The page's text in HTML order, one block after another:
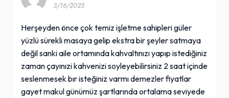
3/16/2025
Herşeyden önce çok temiz işletme sahipleri güler
yüzlü sürekli masaya gelip ekstra bir şeyler satmaya
değil sanki aile ortamında kahvaltınızı yapıp istediğiniz
zaman çayınızi kahvenizi soyleyebilirsiniz 2 saat içinde
seslenmesek bır isteğiniz varmı demezler fiyatlar
gayet makul günümüz şartlarında ortalama seviyede